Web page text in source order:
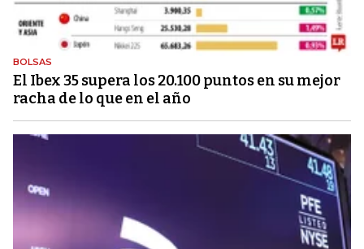
BOLSAS
El Ibex 35 supera los 20.100 puntos en su mejor
racha de lo que en el año